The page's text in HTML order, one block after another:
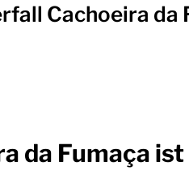
Cachoeira da
da Fumaça ist